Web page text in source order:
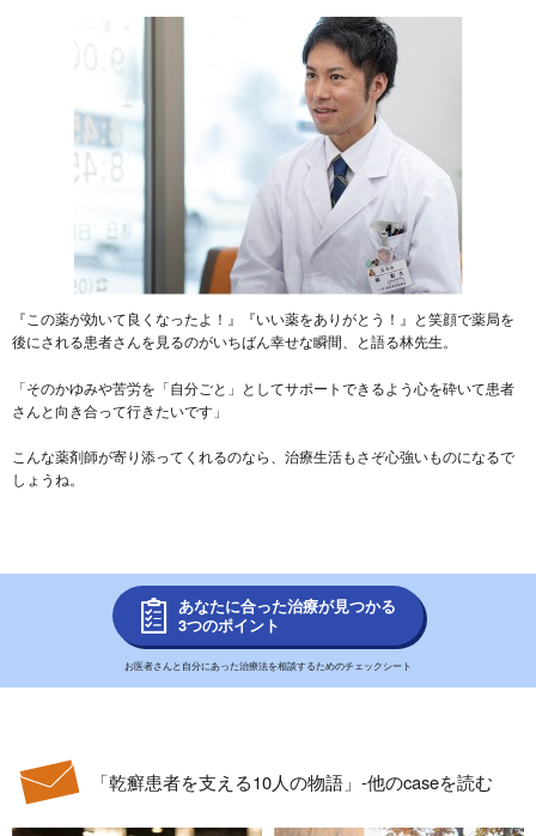
『この薬が効いて良くなったよ！』『いい薬をありがとう！』と笑顔で薬局を
後にされる患者さんを見るのがいちばん幸せな瞬間、と語る林先生。
「そのかゆみや苦労を「自分ごと」としてサポートできるよう心を砕いて患者
さんと向き合って行きたいです」
こんな薬剤師が寄り添ってくれるのなら、治療生活もさぞ心強いものになるで
しょうね。
あなたに合った治療が見つかる
3つのポイント
お医者さんと自分にあった治療法を相談するためのチェックシート
「乾癬患者を支える10人の物語」-他のcaseを読む